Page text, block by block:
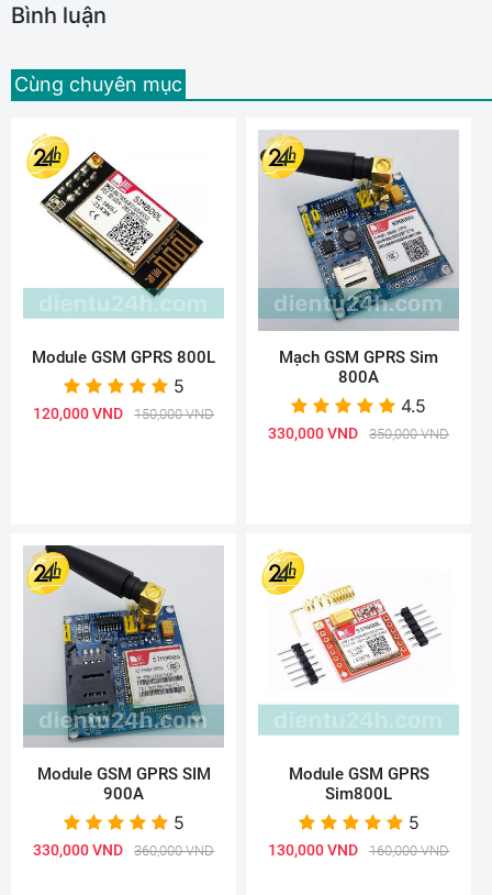
Bình luận
Cùng chuyên mục
Module GSM GPRS 800L
5
120,000 VND 150,000 VND
Mạch GSM GPRS Sim
800A
4.5
330,000 VND 350,000 VND
Module GSM GPRS SIM
900A
5
330,000 VND 360,000 VND
Module GSM GPRS
Sim800L
5
130,000 VND 160,000 VND